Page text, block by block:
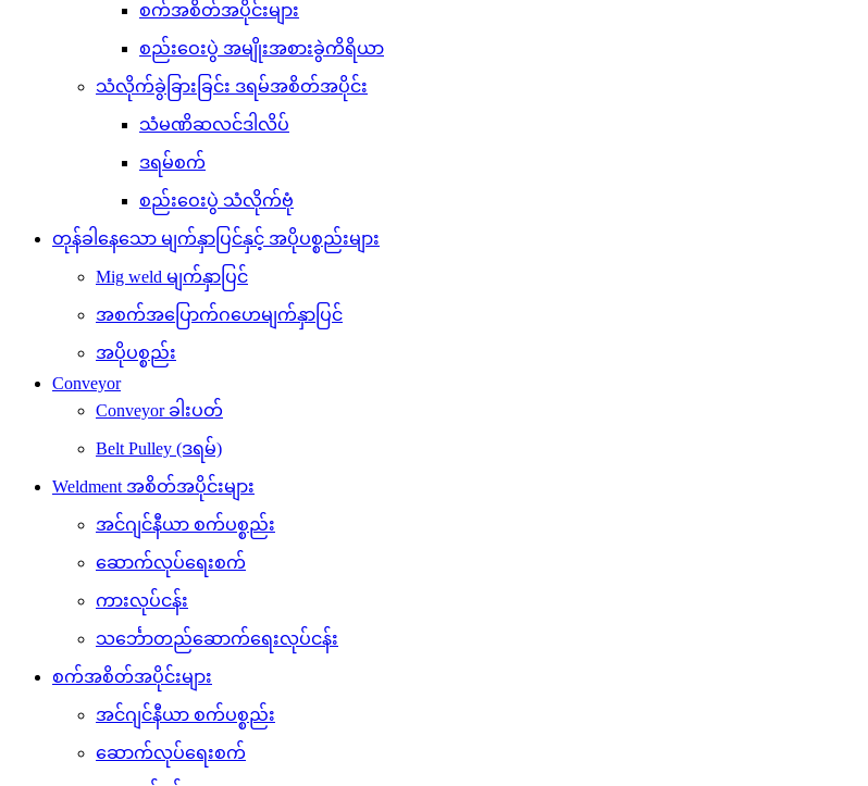
စက်အစိတ်အပိုင်းများ
စည်းဝေးပွဲ အမျိုးအစားခွဲကိရိယာ
သံလိုက်ခွဲခြားခြင်း ဒရမ်အစိတ်အပိုင်း
သံမဏိဆလင်ဒါလိပ်
ဒရမ်စက်
စည်းဝေးပွဲ သံလိုက်ဗုံ
တုန်ခါနေသော မျက်နှာပြင်နှင့် အပိုပစ္စည်းများ
Mig weld မျက်နှာပြင်
အစက်အပြောက်ဂဟေမျက်နှာပြင်
အပိုပစ္စည်း
Conveyor
Conveyor ခါးပတ်
Belt Pulley (ဒရမ်)
Weldment အစိတ်အပိုင်းများ
အင်ဂျင်နီယာ စက်ပစ္စည်း
ဆောက်လုပ်ရေးစက်
ကားလုပ်ငန်း
သင်္ဘောတည်ဆောက်ရေးလုပ်ငန်း
စက်အစိတ်အပိုင်းများ
အင်ဂျင်နီယာ စက်ပစ္စည်း
ဆောက်လုပ်ရေးစက်